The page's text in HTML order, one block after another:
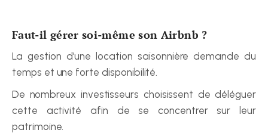
Faut-il gérer soi-même son Airbnb ?
La gestion d'une location saisonnière demande du
temps et une forte disponibilité.
De nombreux investisseurs choisissent de déléguer
cette activité afin de se concentrer sur leur
patrimoine.